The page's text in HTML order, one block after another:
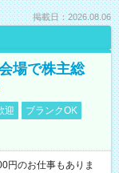
掲載日：2026.08.06
場で株主総
迎
ブランクOK
円のお仕事もありま